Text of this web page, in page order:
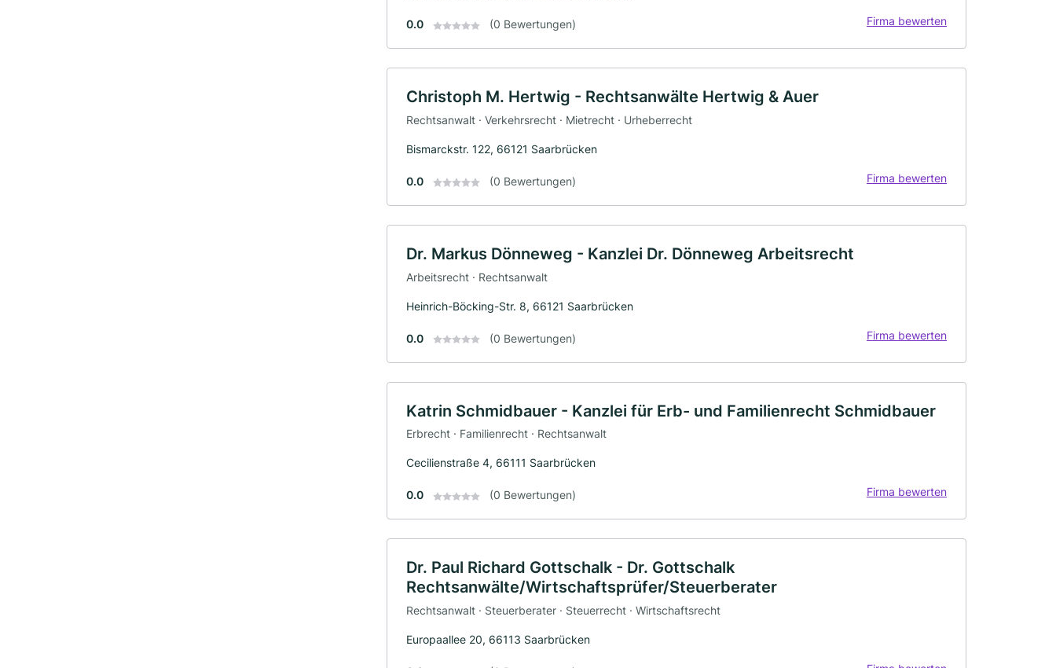
0.0 (0 Bewertungen) Firma bewerten
Christoph M. Hertwig - Rechtsanwälte Hertwig & Auer
Rechtsanwalt · Verkehrsrecht · Mietrecht · Urheberrecht
Bismarckstr. 122, 66121 Saarbrücken
0.0 (0 Bewertungen) Firma bewerten
Dr. Markus Dönneweg - Kanzlei Dr. Dönneweg Arbeitsrecht
Arbeitsrecht · Rechtsanwalt
Heinrich-Böcking-Str. 8, 66121 Saarbrücken
0.0 (0 Bewertungen) Firma bewerten
Katrin Schmidbauer - Kanzlei für Erb- und Familienrecht Schmidbauer
Erbrecht · Familienrecht · Rechtsanwalt
Cecilienstraße 4, 66111 Saarbrücken
0.0 (0 Bewertungen) Firma bewerten
Dr. Paul Richard Gottschalk - Dr. Gottschalk
Rechtsanwälte/Wirtschaftsprüfer/Steuerberater
Rechtsanwalt · Steuerberater · Steuerrecht · Wirtschaftsrecht
Europaallee 20, 66113 Saarbrücken